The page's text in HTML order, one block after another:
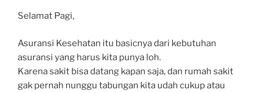
Selamat Pagi,
Asuransi Kesehatan itu basicnya dari kebutuhan
asuransi yang harus kita punya loh.
Karena sakit bisa datang kapan saja, dan rumah sakit
gak pernah nunggu tabungan kita udah cukup atau